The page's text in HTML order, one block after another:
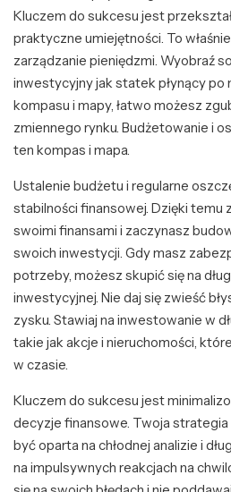
Kluczem do sukcesu jest
praktyczne umiejętności. To
zarządzanie pieniędzmi. Wyobraź
inwestycyjny jak statek płynący po
kompasu i mapy, łatwo możesz
zmiennego rynku. Budżetowanie i
ten kompas i mapa.
Ustalenie budżetu i regularne
stabilności finansowej. Dzięki temu
swoimi finansami i zaczynasz
swoich inwestycji. Gdy masz
potrzeby, możesz skupić się na
inwestycyjnej. Nie daj się zwieść
zysku. Stawiaj na inwestowanie w
takie jak akcje i nieruchomości,
w czasie.
Kluczem do sukcesu jest
decyzje finansowe. Twoja
być oparta na chłodnej analizie i
na impulsywnych reakcjach na